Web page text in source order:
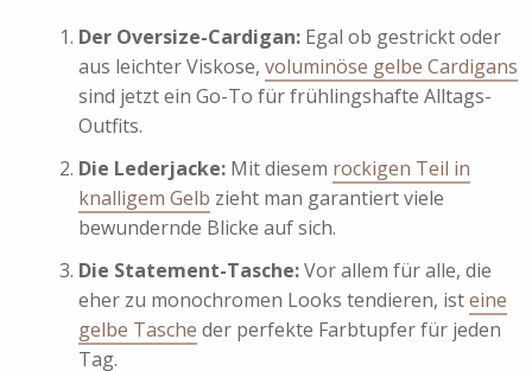
Der Oversize-Cardigan: Egal ob gestrickt oder
aus leichter Viskose, voluminöse gelbe Cardigans
sind jetzt ein Go-To für frühlingshafte Alltags-
Outfits.
Die Lederjacke: Mit diesem rockigen Teil in
knalligem Gelb zieht man garantiert viele
bewundernde Blicke auf sich.
Die Statement-Tasche:Vor allem für alle, die
eher zu monochromen Looks tendieren, isteine
gelbe Tasche der perfekte Farbtupfer für jeden
Tag.